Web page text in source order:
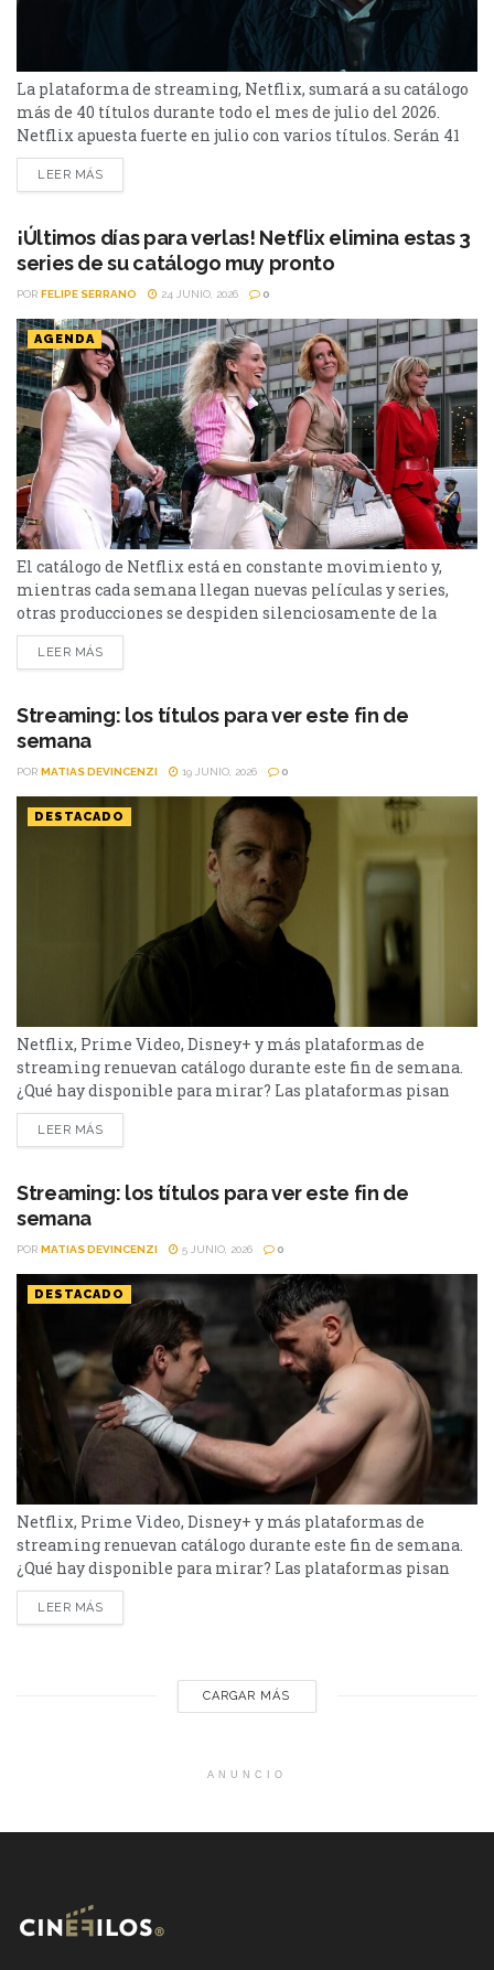
La plataforma de streaming, Netflix, sumará a su catálogo
más de 40 títulos durante todo el mes de julio del 2026.
Netflix apuesta fuerte en julio con varios títulos. Serán 41
en total, entre los que se destacan: La casa de la pradera,
Heartstopper Forever y Enola Holmes 3. La lista completa,
LEER MÁS
¡Últimos días para verlas! Netflix elimina estas 3
series de su catálogo muy pronto
POR FELIPE SERRANO 24 JUNIO, 2026 0
AGENDA
El catálogo de Netflix está en constante movimiento y,
mientras cada semana llegan nuevas películas y series,
otras producciones se despiden silenciosamente de la
plataforma. Esta vez, tres títulos muy diferentes entre sí
abandonarán el servicio en los próximos días: El bosque,
pendientes o pensabas volver a verlas,...
LEER MÁS
Streaming: los títulos para ver este fin de
semana
POR MATIAS DEVINCENZI 19 JUNIO, 2026 0
DESTACADO
Netflix, Prime Video, Disney+ y más plataformas de
streaming renuevan catálogo durante este fin de semana.
¿Qué hay disponible para mirar? Las plataformas pisan
fuerte con una batería de lanzamientos que combinan
producciones locales y adaptaciones ambiciosas.
el menú tiene de todo. I Will Find You - Netflix Te
encontraré es una miniserie basada en...
LEER MÁS
Streaming: los títulos para ver este fin de
semana
POR MATIAS DEVINCENZI 5 JUNIO, 2026 0
DESTACADO
Netflix, Prime Video, Disney+ y más plataformas de
streaming renuevan catálogo durante este fin de semana.
¿Qué hay disponible para mirar? Las plataformas pisan
fuerte con una batería de lanzamientos que combinan
producciones locales y adaptaciones ambiciosas. De Netflix
LEER MÁS
CARGAR MÁS
ANUNCIO